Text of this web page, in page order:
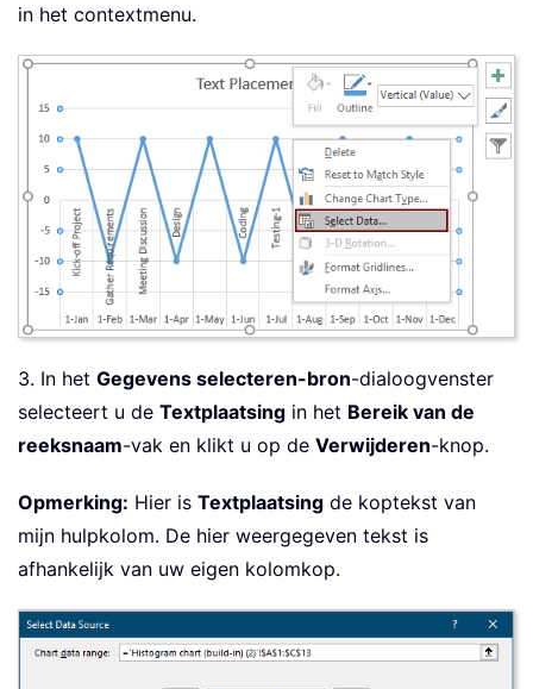
in het contextmenu.
3. In het Gegevens selecteren-bron-dialoogvenster
selecteert u de Textplaatsing in het Bereik van de
reeksnaam-vak en klikt u op de Verwijderen-knop.
Opmerking: Hier is Textplaatsing de koptekst van
mijn hulpkolom. De hier weergegeven tekst is
afhankelijk van uw eigen kolomkop.